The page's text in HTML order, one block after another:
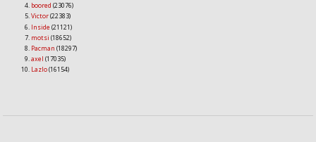
boored (23076)
Victor(22383)
Inside (21121)
motsi (18652)
Pacman (18297)
axel (17035)
Lazlo(16154)